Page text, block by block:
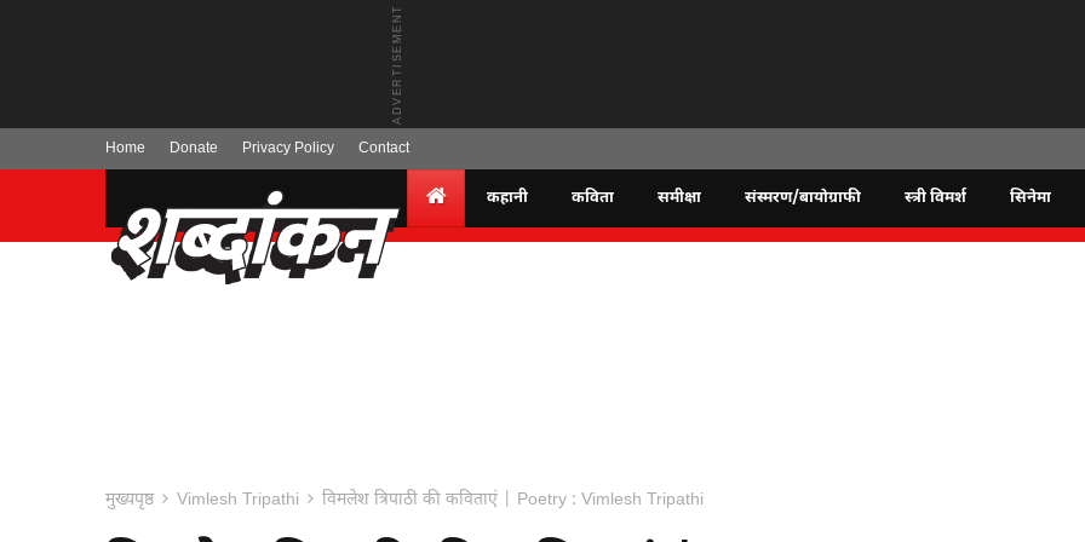
Home Donate Privacy Policy Contact
कहानी कविता समीक्षा संस्मरण/बायोग्राफी स्त्री विमर्श सिनेमा
मुख्यपृष्ठ Vimlesh Tripathi विमलेश त्रिपाठी की कविताएं | Poetry : Vimlesh Tripathi